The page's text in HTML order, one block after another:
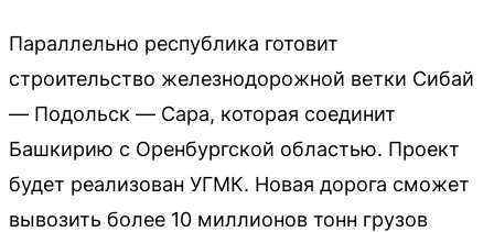
Параллельно республика готовит
строительство железнодорожной ветки Сибай
— Подольск — Сара, которая соединит
Башкирию с Оренбургской областью. Проект
будет реализован УГМК. Новая дорога сможет
вывозить более 10 миллионов тонн грузов